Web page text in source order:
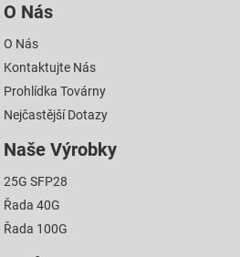
O Nás
O Nás
Kontaktujte Nás
Prohlídka Továrny
Nejčastější Dotazy
Naše Výrobky
25G SFP28
Řada 40G
Řada 100G